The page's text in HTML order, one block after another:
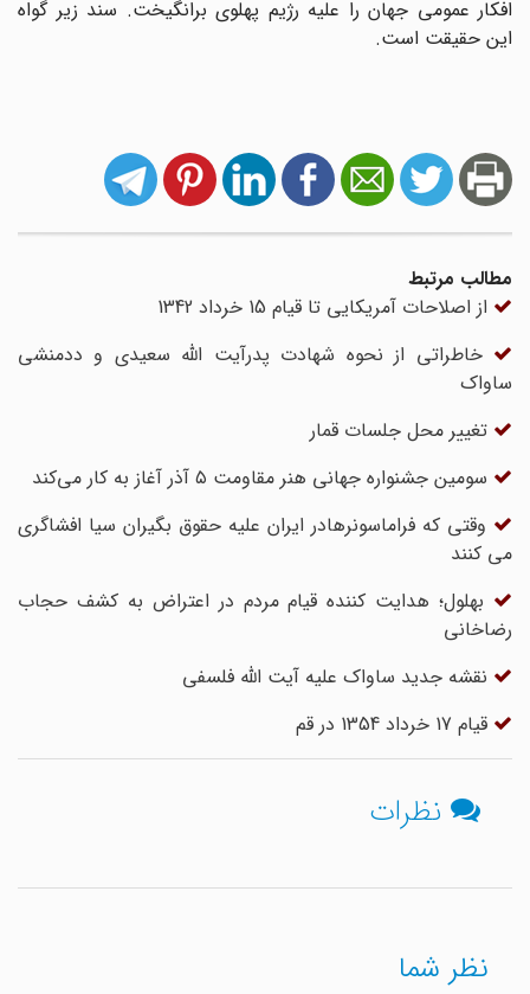
افکار عمومی جهان را علیه رژیم پهلوی برانگیخت. سند زیر گواه
این حقیقت است.
مطالب مرتبط
از اصلاحات آمریکایی تا قیام 15 خرداد 1342
خاطراتی از نحوه شهادت پدرآیت الله سعیدی و ددمنشی
ساواک
تغییر محل جلسات قمار
سومین جشنواره جهانی هنر مقاومت ۵ آذر آغاز به کار می‌کند
وقتی که فراماسونرهادر ایران علیه حقوق بگیران سیا افشاگری
می کنند
بهلول؛ هدایت کننده قیام مردم در اعتراض به کشف حجاب
رضاخانی
نقشه جدید ساواک علیه آیت الله فلسفی
قیام 17 خرداد 1354 در قم
نظرات
نظر شما